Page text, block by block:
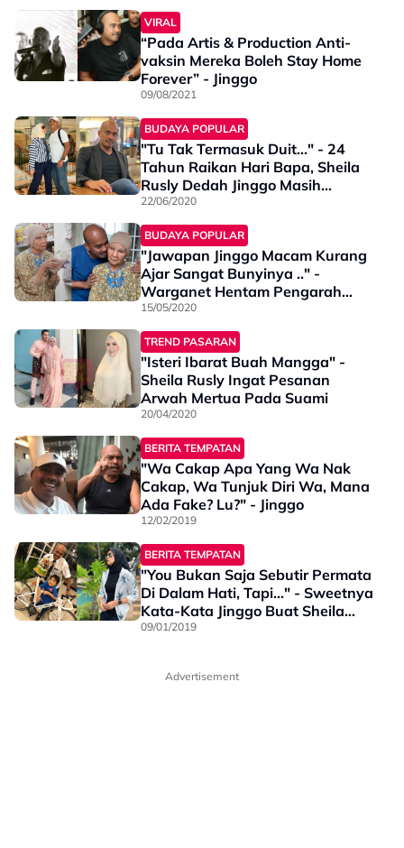
VIRAL
“Pada Artis & Production Anti-
vaksin Mereka Boleh Stay Home
Forever” - Jinggo
09/08/2021
BUDAYA POPULAR
"Tu Tak Termasuk Duit..." - 24
Tahun Raikan Hari Bapa, Sheila
Rusly Dedah Jinggo Masih...
22/06/2020
BUDAYA POPULAR
"Jawapan Jinggo Macam Kurang
Ajar Sangat Bunyinya .." -
Warganet Hentam Pengarah
Drama Bukan Gadis Biasa
15/05/2020
TREND PASARAN
"Isteri Ibarat Buah Mangga" -
Sheila Rusly Ingat Pesanan
Arwah Mertua Pada Suami
20/04/2020
BERITA TEMPATAN
"Wa Cakap Apa Yang Wa Nak
Cakap, Wa Tunjuk Diri Wa, Mana
Ada Fake? Lu?" - Jinggo
12/02/2019
BERITA TEMPATAN
"You Bukan Saja Sebutir Permata
Di Dalam Hati, Tapi..." - Sweetnya
Kata-Kata Jinggo Buat Sheila
Rusly!
09/01/2019
Advertisement